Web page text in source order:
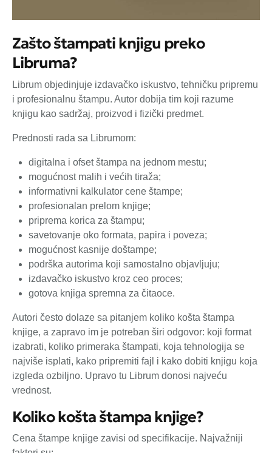
Zašto štampati knjigu preko
Libruma?
Librum objedinjuje izdavačko iskustvo, tehničku pripremu
i profesionalnu štampu. Autor dobija tim koji razume
knjigu kao sadržaj, proizvod i fizički predmet.
Prednosti rada sa Librumom:
digitalna i ofset štampa na jednom mestu;
mogućnost malih i većih tiraža;
informativni kalkulator cene štampe;
profesionalan prelom knjige;
priprema korica za štampu;
savetovanje oko formata, papira i poveza;
mogućnost kasnije doštampe;
podrška autorima koji samostalno objavljuju;
izdavačko iskustvo kroz ceo proces;
gotova knjiga spremna za čitaoce.
Autori često dolaze sa pitanjem koliko košta štampa
knjige, a zapravo im je potreban širi odgovor: koji format
izabrati, koliko primeraka štampati, koja tehnologija se
najviše isplati, kako pripremiti fajl i kako dobiti knjigu koja
izgleda ozbiljno. Upravo tu Librum donosi najveću
vrednost.
Koliko košta štampa knjige?
Cena štampe knjige zavisi od specifikacije. Najvažniji